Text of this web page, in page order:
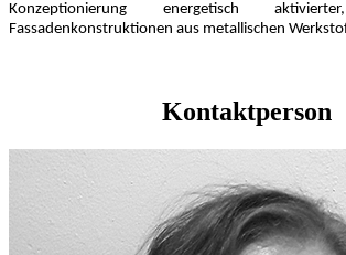
Konzeptionierung energetisch
Fassadenkonstruktionen aus metallischen
Kontaktperson